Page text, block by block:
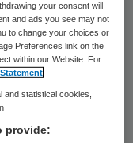
weer stabiel
treden.
heeft het
van
te
your consent will
and ads you see may not
to change your choices or
Preferences link on the
within our Website. For
statistical cookies,
provide: